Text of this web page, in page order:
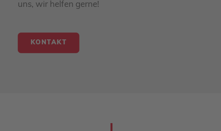
uns, wir helfen gerne!
KONTAKT